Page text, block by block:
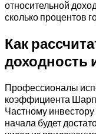
относительной
сколько процентов
Как
доходность
Профессионалы
коэффициента
Частному
начала будет